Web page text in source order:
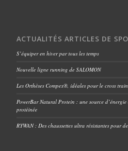
ACTUALITÉS ARTICLES DE
S’équiper en hiver par tous les temps
Nouvelle ligne running de SALOMON
Les Orthèses Compex®, idéales pour le cross
PowerBar Natural Protein : une source
protéinée
RYWAN : Des chaussettes ultra résistantes pour